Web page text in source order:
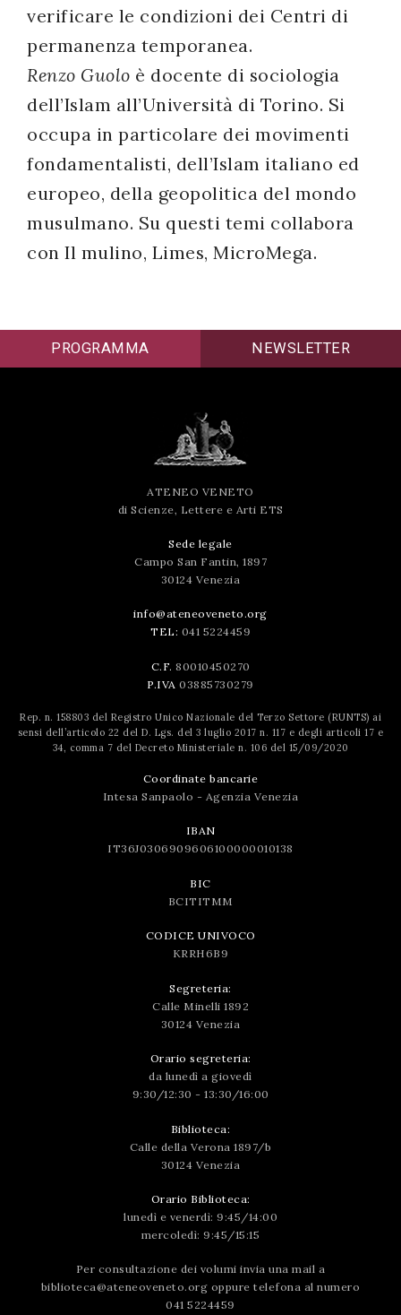
verificare le condizioni dei Centri di
permanenza temporanea.
Renzo Guolo è docente di sociologia
dell’Islam all’Università di Torino. Si
occupa in particolare dei movimenti
fondamentalisti, dell’Islam italiano ed
europeo, della geopolitica del mondo
musulmano. Su questi temi collabora
con Il mulino, Limes, MicroMega.
PROGRAMMA NEWSLETTER
ATENEO VENETO
di Scienze, Lettere e Arti ETS
Sede legale
Campo San Fantin, 1897
30124 Venezia
info@ateneoveneto.org
TEL: 041 5224459
C.F. 80010450270
P.IVA 03885730279
Rep. n. 158803 del Registro Unico Nazionale del Terzo Settore (RUNTS) ai
sensi dell’articolo 22 del D. Lgs. del 3 luglio 2017 n. 117 e degli articoli 17 e
34, comma 7 del Decreto Ministeriale n. 106 del 15/09/2020
Coordinate bancarie
Intesa Sanpaolo - Agenzia Venezia
IBAN
IT36J0306909606100000010138
BIC
BCITITMM
CODICE UNIVOCO
KRRH6B9
Segreteria:
Calle Minelli 1892
30124 Venezia
Orario segreteria:
da lunedì a giovedì
9:30/12:30 - 13:30/16:00
Biblioteca:
Calle della Verona 1897/b
30124 Venezia
Orario Biblioteca:
lunedì e venerdì: 9:45/14:00
mercoledì: 9:45/15:15
Per consultazione dei volumi invia una mail a
biblioteca@ateneoveneto.org oppure telefona al numero
041 5224459